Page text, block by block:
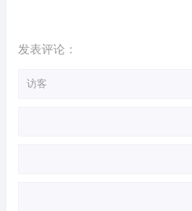
发表评论：